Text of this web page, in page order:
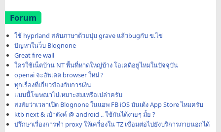
Forum
ใช้ hyprland สลับภาษาด้วยปุ่ม grave แล้วbugกับ ข.ไข่
ปัญหาในว็บ Blognone
Great fire wall
ใครใช้เน็ตบ้าน NT พื้นที่หาดใหญ่บ้าง โอเคดีอยู่ไหมในปัจจุบัน
openai จะอัพเดต browser ใหม่ ?
ทุกเรื่องที่เกี่ยวข้องกับการเงิน
แบบนี้โฆษณาไม่เหมาะสมเหรือเปล่าครับ
สงสัยว่าเวลาเปิด Blognone ในแอพ FB iOS มันเด้ง App Store ไหมครับ
ktb next & เป๋าตังค์ @ android .. ใช้กันได้ง่ายๆ มั้ย ?
ปรึกษาเรื่องการทำ proxy ให้เครื่องใน TZ เชื่อมต่อไปยังบริการภายนอกได้